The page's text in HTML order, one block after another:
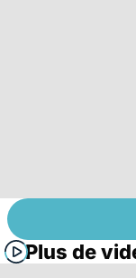
Plus de